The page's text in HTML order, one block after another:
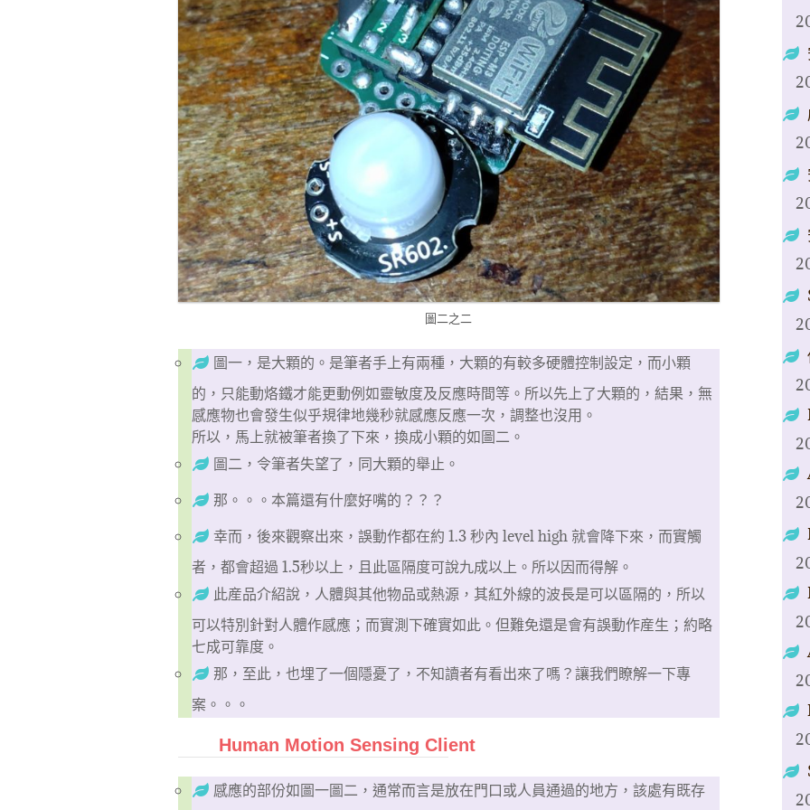
圖二之二
圖一，是大顆的。是筆者手上有兩種，大顆的有較多硬體控制設定，而小顆
的，只能動烙鐵才能更動例如靈敏度及反應時間等。所以先上了大顆的，結果，無
感應物也會發生似乎規律地幾秒就感應反應一次，調整也沒用。
所以，馬上就被筆者換了下來，換成小顆的如圖二。
圖二，令筆者失望了，同大顆的舉止。
那。。。本篇還有什麼好嘴的？？？
幸而，後來觀察出來，誤動作都在約 1.3 秒內 level high 就會降下來，而實觸
者，都會超過 1.5秒以上，且此區隔度可說九成以上。所以因而得解。
此産品介紹說，人體與其他物品或熱源，其紅外線的波長是可以區隔的，所以
可以特別針對人體作感應；而實測下確實如此。但難免還是會有誤動作産生；約略
七成可靠度。
那，至此，也埋了一個隱憂了，不知讀者有看出來了嗎？讓我們瞭解一下專
案。。。
Human Motion Sensing Client
感應的部份如圖一圖二，通常而言是放在門口或人員通過的地方，該處有既存